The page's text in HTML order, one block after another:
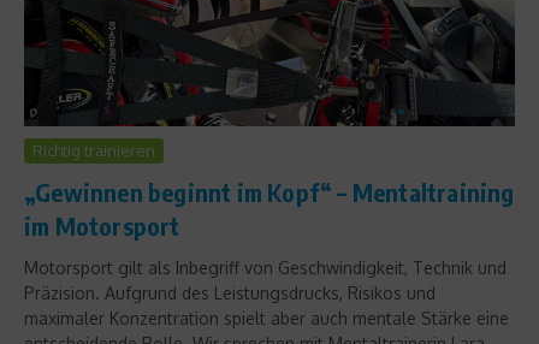
Richtig trainieren
„Gewinnen beginnt im Kopf“ – Mentaltraining
im Motorsport
Motorsport gilt als Inbegriff von Geschwindigkeit, Technik und
Präzision. Aufgrund des Leistungsdrucks, Risikos und
maximaler Konzentration spielt aber auch mentale Stärke eine